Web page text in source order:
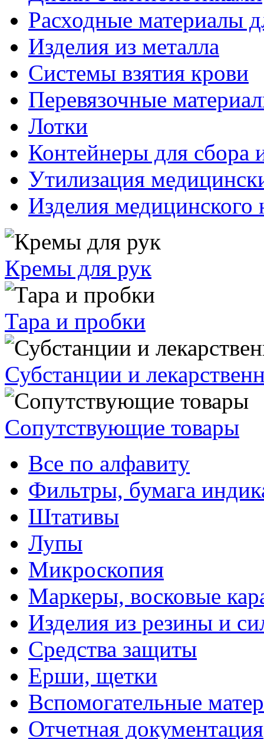
Расходные материалы
Изделия из металла
Системы взятия крови
Перевязочные
Лотки
Контейнеры для сбора
Утилизация
Изделия медицинского
Кремы для рук
Тара и пробки
Субстанции и
Сопутствующие товары
Все по алфавиту
Фильтры, бумага
Штативы
Лупы
Микроскопия
Маркеры, восковые
Изделия из резины и
Средства защиты
Ерши, щетки
Вспомогательные
Отчетная документация